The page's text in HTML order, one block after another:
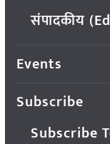
संपादकीय
Events
Subscribe
Subscribe